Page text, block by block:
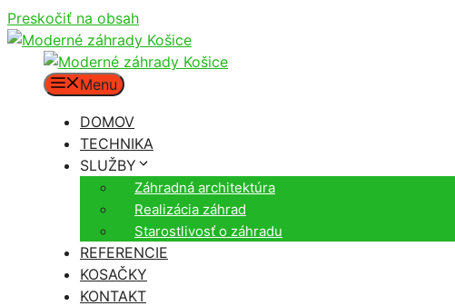
Preskočiť na obsah
Menu
DOMOV
TECHNIKA
SLUŽBY
Záhradná architektúra
Realizácia záhrad
Starostlivosť o záhradu
REFERENCIE
KOSAČKY
KONTAKT